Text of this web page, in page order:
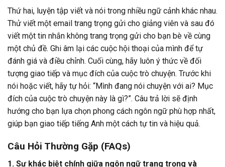
Thứ hai, luyện tập viết và nói trong nhiều ngữ cảnh khác nhau.
Thử viết một email trang trọng gửi cho giảng viên và sau đó
viết một tin nhắn không trang trọng gửi cho bạn bè về cùng
một chủ đề. Ghi âm lại các cuộc hội thoại của mình để tự
đánh giá và điều chỉnh. Cuối cùng, hãy luôn ý thức về đối
tượng giao tiếp và mục đích của cuộc trò chuyện. Trước khi
nói hoặc viết, hãy tự hỏi: “Mình đang nói chuyện với ai? Mục
đích của cuộc trò chuyện này là gì?”. Câu trả lời sẽ định
hướng cho bạn lựa chọn phong cách ngôn ngữ phù hợp nhất,
giúp bạn giao tiếp tiếng Anh một cách tự tin và hiệu quả.
Câu Hỏi Thường Gặp (FAQs)
1. Sự khác biệt chính giữa ngôn ngữ trang trọng và